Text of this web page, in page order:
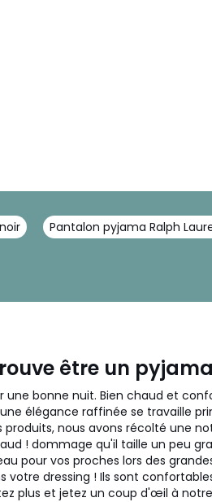
Pantalon pyjama Ralph
être un
bonne nuit. Bien chaud et
élégance raffinée se travaille
nous avons récolté une
! dommage qu'il taille un peu
pour vos proches lors des
dressing ! Ils sont
plus et jetez un coup d'œil à